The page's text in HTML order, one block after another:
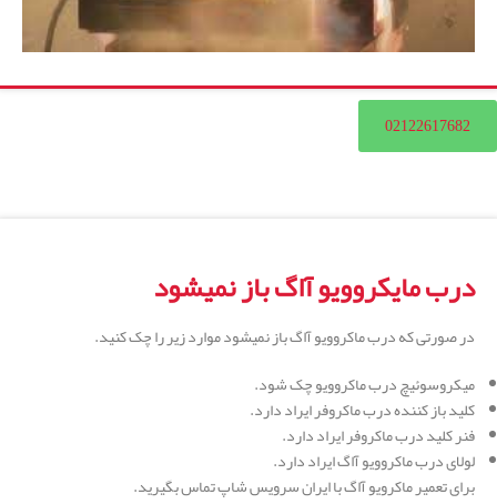
02122617682
درب مایکروویو آاگ باز نمیشود
در صورتی که درب ماکروویو آاگ باز نمیشود موارد زیر را چک کنید.
میکروسوئیچ درب ماکروویو چک شود.
کلید باز کننده درب ماکروفر ایراد دارد.
فنر کلید درب ماکروفر ایراد دارد.
لولای درب ماکروویو آاگ ایراد دارد.
برای تعمیر ماکرویو آاگ با ایران سرویس شاپ تماس بگیرید.